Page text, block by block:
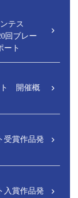
テス
回ブレー
ート
ト 開催概
受賞作品発
入賞作品発